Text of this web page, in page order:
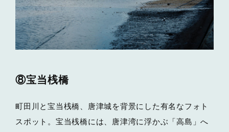
⑧宝当桟橋
町田川と宝当桟橋、唐津城を背景にした有名なフォト
スポット。宝当桟橋には、唐津湾に浮かぶ「高島」へ